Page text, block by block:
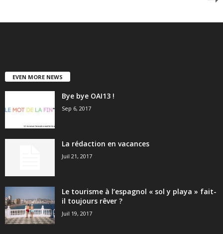
EVEN MORE NEWS
Bye bye OAI13 !
Sep 6, 2017
La rédaction en vacances
Juil 21, 2017
Le tourisme à l’espagnol « sol y playa » fait-
il toujours rêver ?
Juil 19, 2017